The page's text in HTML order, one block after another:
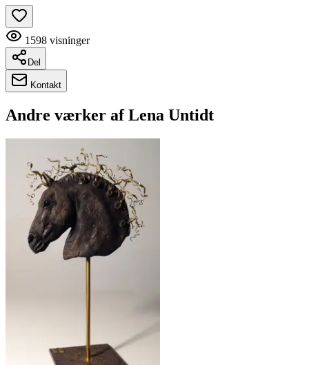
1598 visninger
Del
Kontakt
Andre værker afLena Untidt